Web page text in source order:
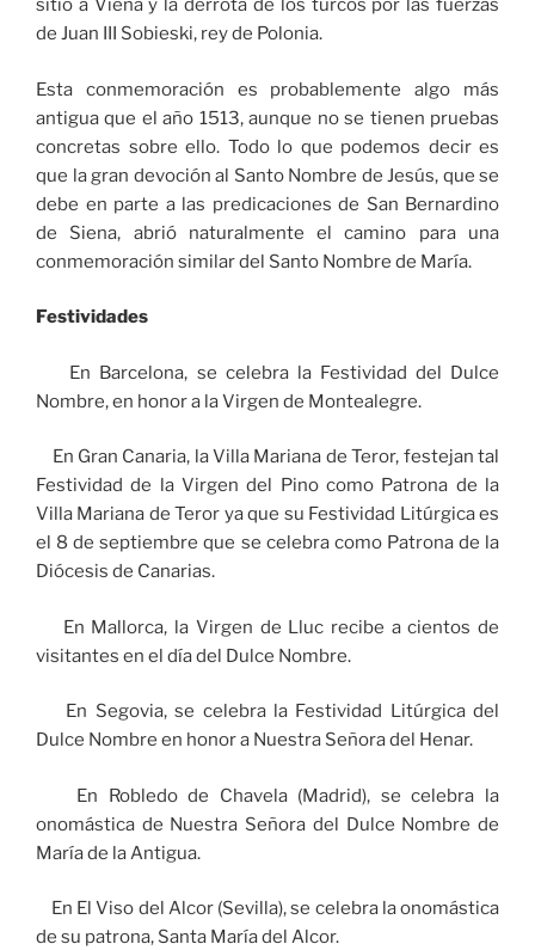
sitio a Viena y la derrota de los turcos por las fuerzas
de Juan III Sobieski, rey de Polonia.
Esta conmemoración es probablemente algo más
antigua que el año 1513, aunque no se tienen pruebas
concretas sobre ello. Todo lo que podemos decir es
que la gran devoción al Santo Nombre de Jesús, que se
debe en parte a las predicaciones de San Bernardino
de Siena, abrió naturalmente el camino para una
conmemoración similar del Santo Nombre de María.
Festividades
En Barcelona, se celebra la Festividad del Dulce
Nombre, en honor a la Virgen de Montealegre.
En Gran Canaria, la Villa Mariana de Teror, festejan tal
Festividad de la Virgen del Pino como Patrona de la
Villa Mariana de Teror ya que su Festividad Litúrgica es
el 8 de septiembre que se celebra como Patrona de la
Diócesis de Canarias.
En Mallorca, la Virgen de Lluc recibe a cientos de
visitantes en el día del Dulce Nombre.
En Segovia, se celebra la Festividad Litúrgica del
Dulce Nombre en honor a Nuestra Señora del Henar.
En Robledo de Chavela (Madrid), se celebra la
onomástica de Nuestra Señora del Dulce Nombre de
María de la Antigua.
En El Viso del Alcor (Sevilla), se celebra la onomástica
de su patrona, Santa María del Alcor.